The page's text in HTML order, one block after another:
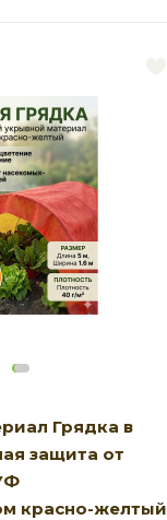
Грядка в
защита от
красно-желтый